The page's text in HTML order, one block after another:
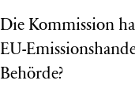
Die Kommission
EU-
Behörde?